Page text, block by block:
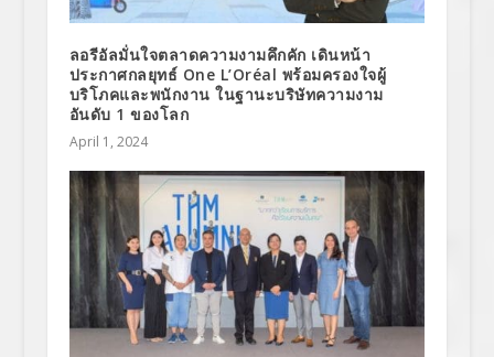
ลอรีอัลมั่นใจตลาดความงามคึกคัก เดินหน้า
ประกาศกลยุทธ์ One L’Oréal พร้อมครองใจผู้
บริโภคและพนักงาน ในฐานะบริษัทความงาม
อันดับ 1 ของโลก
April 1, 2024